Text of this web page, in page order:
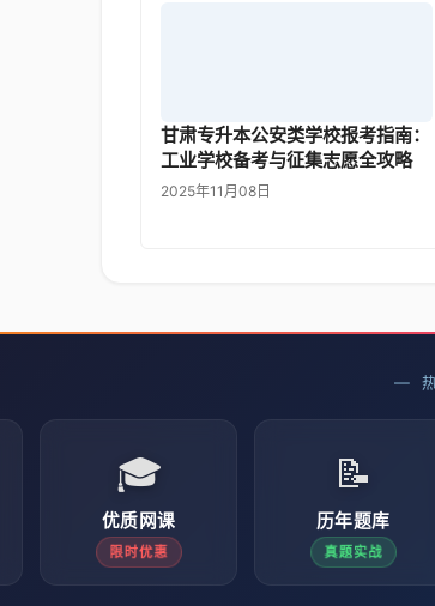
甘肃专升本公安类学校报考指南：
工业学校备考与征集志愿全攻略
2025年11月08日
—
🎓
优质网课
限时优惠
📝
历年题库
真题实战